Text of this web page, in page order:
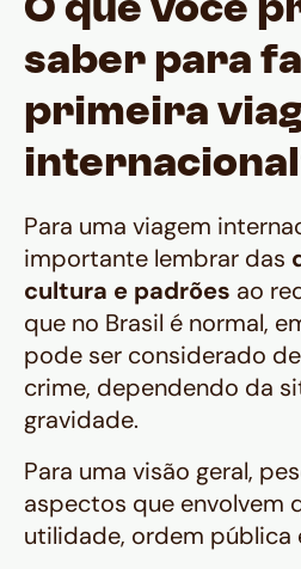
O que você
saber para
primeira
Para uma viagem
importante lembrar das
cultura e padrões ao
que no Brasil é normal,
pode ser considerado
crime, dependendo da
gravidade.
Para uma visão geral,
aspectos que envolvem
utilidade, ordem pública